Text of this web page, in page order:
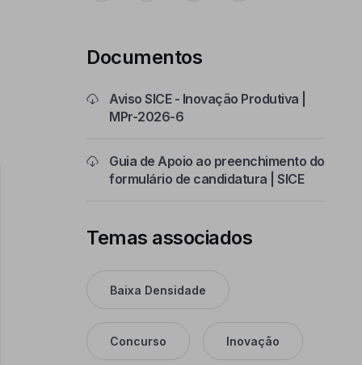
Documentos
Aviso SICE - Inovação Produtiva |
MPr-2026-6
Guia de Apoio ao preenchimento do
formulário de candidatura | SICE
Temas associados
Baixa Densidade
Concurso Inovação